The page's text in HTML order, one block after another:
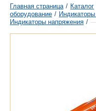
Главная страница / Каталог
оборудование /
Индикаторы напряжения /